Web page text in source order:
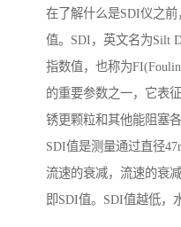
在了解什么是SDI仪之
值。SDI，英文名为Silt
指数值，也称为
的重要参数之一，它表
锈更颗粒和其他能阻塞
SDI值是测量通过直径
流速的衰减，流速的衰
即SDI值。SDI值越低，